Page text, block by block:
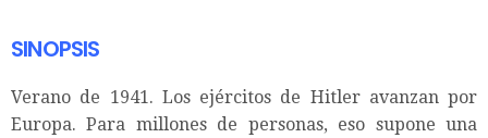
SINOPSIS
Verano de 1941. Los ejércitos de Hitler avanzan por
Europa. Para millones de personas, eso supone una